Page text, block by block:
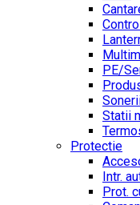
PE/
Statii
Protectie
Intr.
Prot.